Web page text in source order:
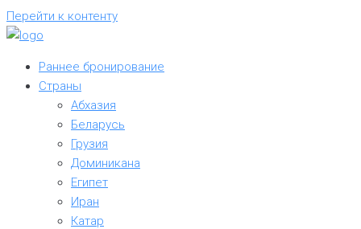
Перейти к контенту
Раннее бронирование
Страны
Абхазия
Беларусь
Грузия
Доминикана
Египет
Иран
Катар